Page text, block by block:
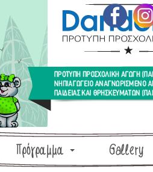
Πρόγραμμα Gallery